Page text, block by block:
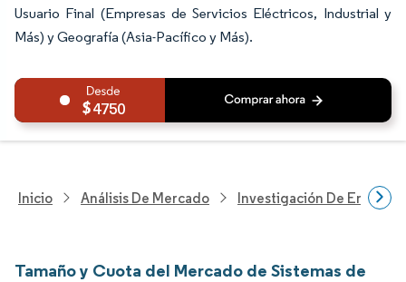
Usuario Final (Empresas de Servicios Eléctricos, Industrial y
Más) y Geografía (Asia-Pacífico y Más).
4750
Inicio Análisis De Mercado Investigación De Energía
Tamaño y Cuota del Mercado de Sistemas de